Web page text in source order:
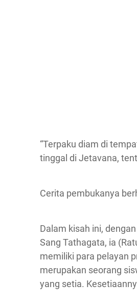
“Terpaku diam di
tinggal di Jetavana,
Cerita pembukanya
Dalam kisah ini,
Sang Tathagata, ia
memiliki para pelayan
merupakan seorang
yang setia.